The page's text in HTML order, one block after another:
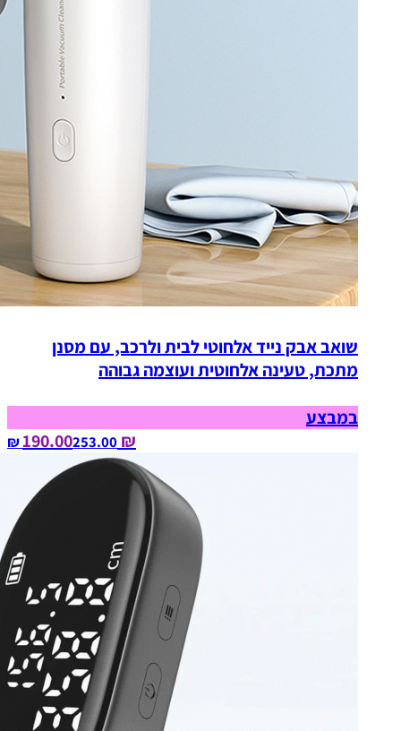
שואב אבק נייד אלחוטי לבית ולרכב, עם מסנן
מתכת, טעינה אלחוטית ועוצמה גבוהה
במבצע
₪ 190.00
253.00‏ ₪